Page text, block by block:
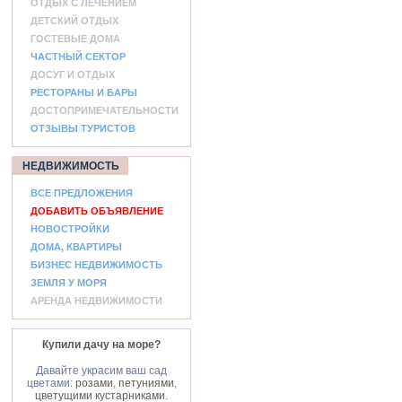
ОТДЫХ С ЛЕЧЕНИЕМ
ДЕТСКИЙ ОТДЫХ
ГОСТЕВЫЕ ДОМА
ЧАСТНЫЙ СЕКТОР
ДОСУГ И ОТДЫХ
РЕСТОРАНЫ И БАРЫ
ДОСТОПРИМЕЧАТЕЛЬНОСТИ
ОТЗЫВЫ ТУРИСТОВ
НЕДВИЖИМОСТЬ
ВСЕ ПРЕДЛОЖЕНИЯ
ДОБАВИТЬ ОБЪЯВЛЕНИЕ
НОВОСТРОЙКИ
ДОМА, КВАРТИРЫ
БИЗНЕС НЕДВИЖИМОСТЬ
ЗЕМЛЯ У МОРЯ
АРЕНДА НЕДВИЖИМОСТИ
Купили дачу на море?
Давайте украсим ваш сад
цветами: розами, петуниями,
цветущими кустарниками.